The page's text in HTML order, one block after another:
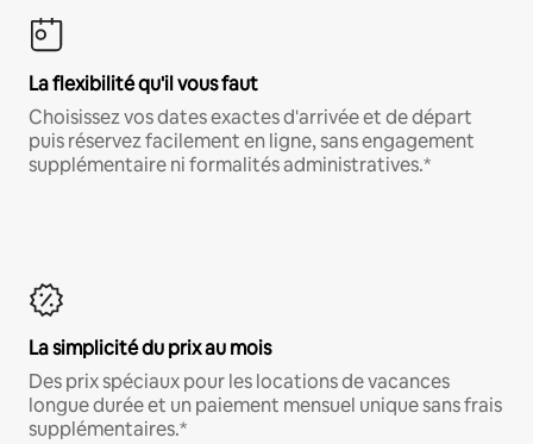
La flexibilité qu'il vous faut
Choisissez vos dates exactes d'arrivée et de départ
puis réservez facilement en ligne, sans engagement
supplémentaire ni formalités administratives.*
La simplicité du prix au mois
Des prix spéciaux pour les locations de vacances
longue durée et un paiement mensuel unique sans frais
supplémentaires.*